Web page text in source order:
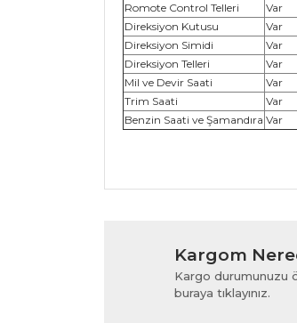
Romote Control Telleri
Var
Direksiyon Kutusu
Var
Direksiyon Simidi
Var
Direksiyon Telleri
Var
Mil ve Devir Saati
Var
Trim Saati
Var
Benzin Saati ve Şamandıra Var
Bu ürünün fiyat bilgisi,
Ürün resmi kalitesiz,
Ürün açıklamasında
Ürün bilgilerinde hatalar
Kargom
Kargo durumunuzu
buraya tıklayınız.